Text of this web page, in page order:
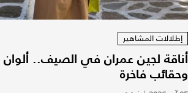
إطلالات المشاهير
أناقة لجين عمران في الصيف..
وحقائب فاخرة